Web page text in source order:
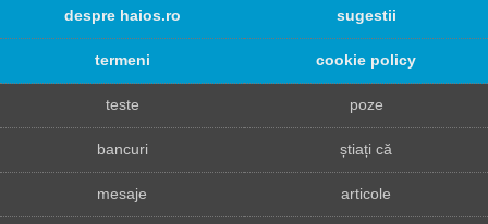
despre haios.ro sugestii
termeni cookie policy
teste poze
bancuri știați că
mesaje articole